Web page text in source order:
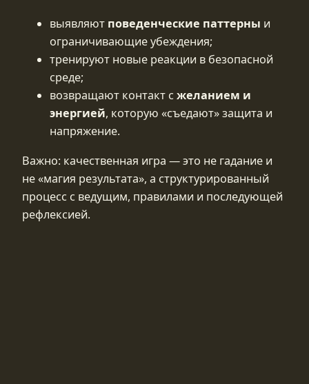
выявляют поведенческие паттерны и
ограничивающие убеждения;
тренируют новые реакции в безопасной
среде;
возвращают контакт с желанием и
энергией, которую «съедают» защита и
напряжение.
Важно: качественная игра — это не гадание и
не «магия результата», а структурированный
процесс с ведущим, правилами и последующей
рефлексией.